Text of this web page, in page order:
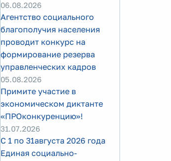
06.08.2026
Агентство социального
благополучия населения
проводит конкурс на
формирование резерва
управленческих кадров
05.08.2026
Примите участие в
экономическом диктанте
«ПРОконкуренцию»!
31.07.2026
С 1 по 31августа 2026 года
Единая социально-